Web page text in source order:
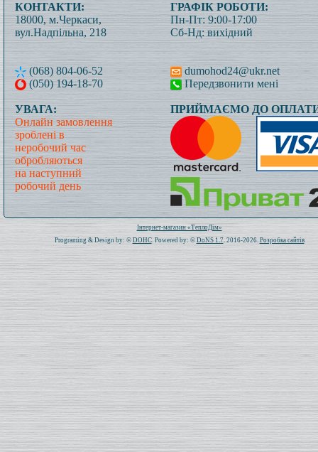
КОНТАКТИ:
18000, м.Черкаси,
вул.Надпільна, 218
(068) 804-06-52
(050) 194-18-70
ГРАФІК РОБОТИ:
Пн-Пт: 9:00-17:00
Сб-Нд: вихідний
dumohod24@ukr.net
Передзвонити мені
УВАГА:
Онлайн замовлення
зроблені в
неробочий час
обробляються
на наступний
робочий день
ПРИЙМАЄМО ДО
Всього: 1020249 Сьогодні: 339
Інтернет-магазин «ТеплоДім»
Programing & Design by: © DOHC. Powered by: © DoNS 1.7. 2016-2026. Розробка сайтів